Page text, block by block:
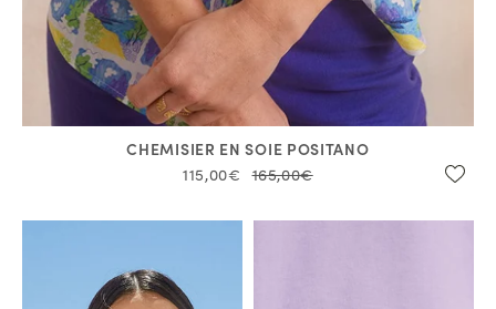
CHEMISIER EN SOIE POSITANO
115,00€ 165,00€